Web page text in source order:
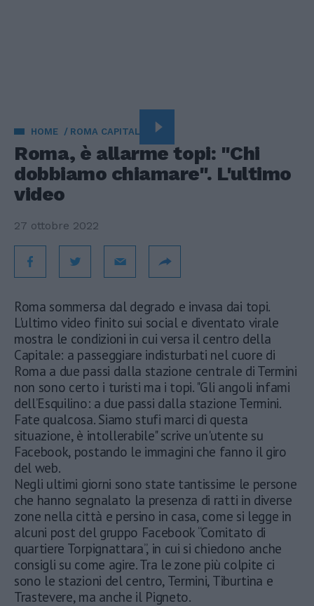
HOME ROMA CAPITALE
Roma, è allarme topi: "Chi
dobbiamo chiamare". L'ultimo
video
27 ottobre 2022
Roma sommersa dal degrado e invasa dai topi.
L'ultimo video finito sui social e diventato virale
mostra le condizioni in cui versa il centro della
Capitale: a passeggiare indisturbati nel cuore di
Roma a due passi dalla stazione centrale di Termini
non sono certo i turisti ma i topi. "Gli angoli infami
dell’Esquilino: a due passi dalla stazione Termini.
Fate qualcosa. Siamo stufi marci di questa
situazione, è intollerabile" scrive un'utente su
Facebook, postando le immagini che fanno il giro
del web.
Negli ultimi giorni sono state tantissime le persone
che hanno segnalato la presenza di ratti in diverse
zone nella città e persino in casa, come si legge in
alcuni post del gruppo Facebook “Comitato di
quartiere Torpignattara”, in cui si chiedono anche
consigli su come agire. Tra le zone più colpite ci
sono le stazioni del centro, Termini, Tiburtina e
Trastevere, ma anche il Pigneto.